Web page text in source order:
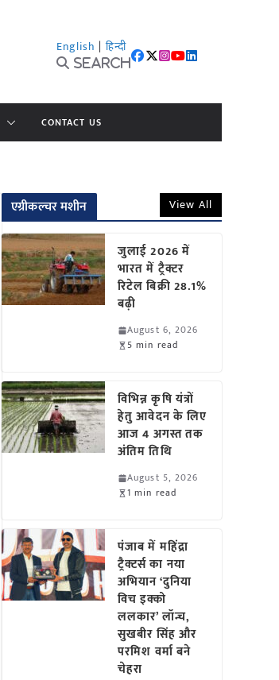
English | हिन्दी
Search
CONTACT US
एग्रीकल्चर मशीन View All
जुलाई 2026 में
भारत में ट्रैक्टर
रिटेल बिक्री 28.1%
बढ़ी
August 6, 2026
5 min read
विभिन्न कृषि यंत्रों
हेतु आवेदन के लिए
आज 4 अगस्त तक
अंतिम तिथि
August 5, 2026
1 min read
पंजाब में महिंद्रा
ट्रैक्टर्स का नया
अभियान ‘दुनिया
विच इक्को
ललकार’ लॉन्च,
सुखबीर सिंह और
परमिश वर्मा बने
चेहरा